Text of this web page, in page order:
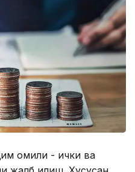
омили - ички ва